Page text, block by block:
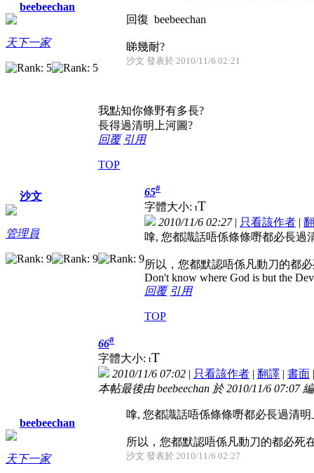
beebeechan
天下一家
回復 beebeechan
睇幾耐?
沙文 發表於 2010/11/6 02:21
我點知你條野有多長?
長得過清明上河圖?
回覆 引用
TOP
沙文
管理員
65#
字體大小: tT
2010/11/6 02:27| 只看該作者 |
嗱, 您都識話唔係條條嘢都必長過
所以，您都默認唔係凡動刀的都
Don't know where God is but the
回覆 引用
TOP
beebeechan
天下一家
66#
字體大小: tT
2010/11/6 07:02 | 只看該作者 | 翻譯 | 書面
本帖最後由 beebeechan 於 2010/11/6 07:07
嗱, 您都識話唔係條條嘢都必長過清明
所以，您都默認唔係凡動刀的都必死
沙文 發表於 2010/11/6 02:27